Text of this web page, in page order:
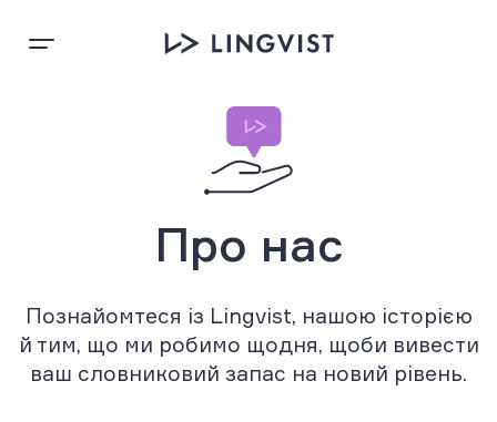
Про нас
Познайомтеся із Lingvist, нашою історією
й тим, що ми робимо щодня, щоби вивести
ваш словниковий запас на новий рівень.